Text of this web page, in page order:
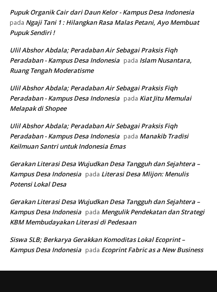
Pupuk Organik Cair dari Daun Kelor - Kampus Desa Indonesia
pada Ngaji Tani 1 : Hilangkan Rasa Malas Petani, Ayo Membuat
Pupuk Sendiri !
Ulil Abshor Abdala; Peradaban Air Sebagai Praksis Fiqh
Peradaban - Kampus Desa Indonesia pada Islam Nusantara,
Ruang Tengah Moderatisme
Ulil Abshor Abdala; Peradaban Air Sebagai Praksis Fiqh
Peradaban - Kampus Desa Indonesia pada Kiat Jitu Memulai
Melapak di Shopee
Ulil Abshor Abdala; Peradaban Air Sebagai Praksis Fiqh
Peradaban - Kampus Desa Indonesia pada Manakib Tradisi
Keilmuan Santri untuk Indonesia Emas
Gerakan Literasi Desa Wujudkan Desa Tangguh dan Sejahtera –
Kampus Desa Indonesia pada Literasi Desa Mlijon: Menulis
Potensi Lokal Desa
Gerakan Literasi Desa Wujudkan Desa Tangguh dan Sejahtera –
Kampus Desa Indonesia pada Mengulik Pendekatan dan Strategi
KBM Membudayakan Literasi di Pedesaan
Siswa SLB; Berkarya Gerakkan Komoditas Lokal Ecoprint –
Kampus Desa Indonesia pada Ecoprint Fabric as a New Business